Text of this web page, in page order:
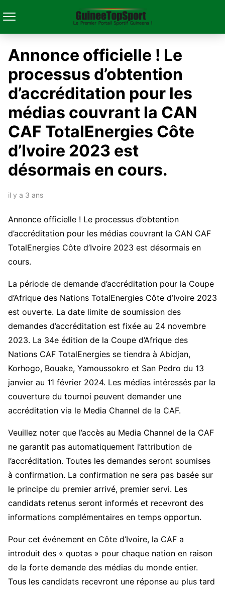
Annonce officielle ! Le
processus d’obtention
d’accréditation pour les
médias couvrant la CAN
CAF TotalEnergies Côte
d’Ivoire 2023 est
désormais en cours.
il y a 3 ans
Annonce officielle ! Le processus d’obtention
d’accréditation pour les médias couvrant la CAN CAF
TotalEnergies Côte d’Ivoire 2023 est désormais en
cours.
La période de demande d’accréditation pour la Coupe
d’Afrique des Nations TotalEnergies Côte d’Ivoire 2023
est ouverte. La date limite de soumission des
demandes d’accréditation est fixée au 24 novembre
2023. La 34e édition de la Coupe d’Afrique des
Nations CAF TotalEnergies se tiendra à Abidjan,
Korhogo, Bouake, Yamoussokro et San Pedro du 13
janvier au 11 février 2024. Les médias intéressés par la
couverture du tournoi peuvent demander une
accréditation via le Media Channel de la CAF.
Veuillez noter que l’accès au Media Channel de la CAF
ne garantit pas automatiquement l’attribution de
l’accréditation. Toutes les demandes seront soumises
à confirmation. La confirmation ne sera pas basée sur
le principe du premier arrivé, premier servi. Les
candidats retenus seront informés et recevront des
informations complémentaires en temps opportun.
Pour cet événement en Côte d’Ivoire, la CAF a
introduit des « quotas » pour chaque nation en raison
de la forte demande des médias du monde entier.
Tous les candidats recevront une réponse au plus tard